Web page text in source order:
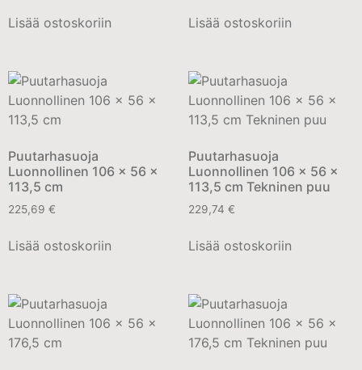
Lisää ostoskoriin Lisää ostoskoriin
Puutarhasuoja
Luonnollinen 106 x 56 x
113,5 cm
225,69 €
Lisää ostoskoriin
Puutarhasuoja
Luonnollinen 106 x 56 x
113,5 cm Tekninen puu
229,74 €
Lisää ostoskoriin